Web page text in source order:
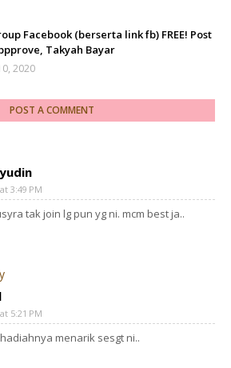
Facebook (berserta link fb) FREE! Post
Takyah Bayar
2020
POST A COMMENT
3:49 PM
tak join lg pun yg ni. mcm best ja..
5:21 PM
menarik sesgt ni..